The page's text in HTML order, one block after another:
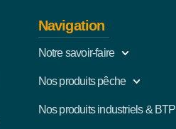
Navigation
Notre savoir-faire
Nos produits pêche
Nos produits industriels & BTP